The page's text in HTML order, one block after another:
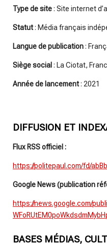
Type de site: Site internet
Statut: Média français
Langue de publication:
Siège social : La Ciotat,
Année de lancement: 2021
DIFFUSION ET
Flux RSS officiel :
https://politepaul.com/fd/
Google News (publication
https://news.google.com/
BASES MÉDIAS,